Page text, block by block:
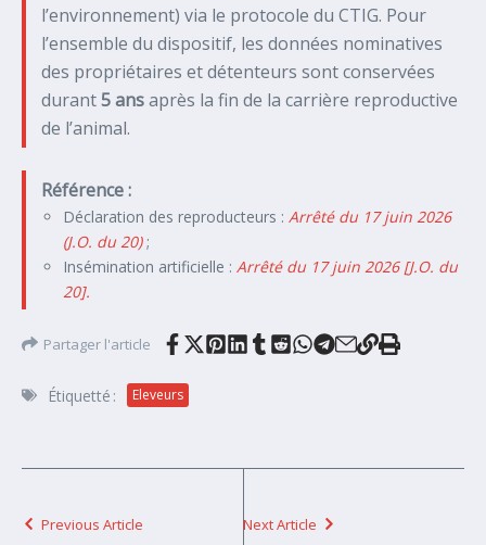
l’environnement) via le protocole du CTIG. Pour
l’ensemble du dispositif, les données nominatives
des propriétaires et détenteurs sont conservées
durant5 ansaprès la fin de la carrière reproductive
de l’animal.
Référence :
Déclaration des reproducteurs : Arrêté du 17 juin 2026
(J.O. du 20);
Insémination artificielle : Arrêté du 17 juin 2026 [J.O. du
20].
Partager l'article
Étiquetté : Eleveurs
Previous Article Next Article